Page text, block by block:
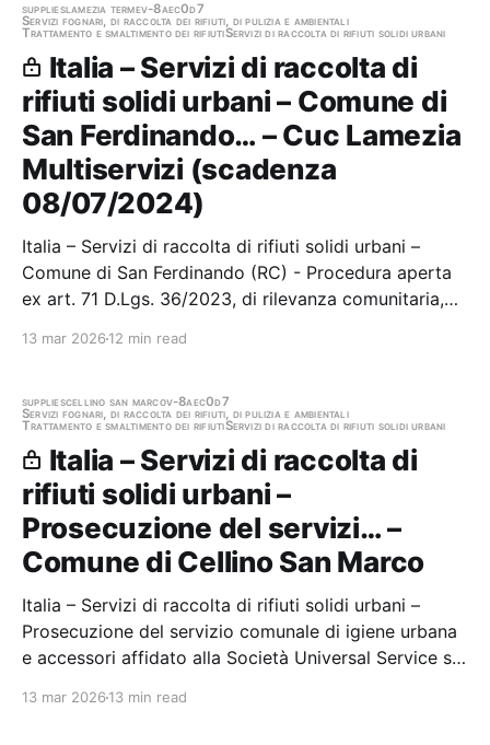
supplieslamezia termev-8aec0d7
Servizi fognari, di raccolta dei rifiuti, di pulizia e ambientali
Trattamento e smaltimento dei rifiutiServizi di raccolta di rifiuti solidi urbani
Italia – Servizi di raccolta di
rifiuti solidi urbani – Comune di
San Ferdinando… – Cuc Lamezia
Multiservizi (scadenza
08/07/2024)
Italia – Servizi di raccolta di rifiuti solidi urbani –
Comune di San Ferdinando (RC) - Procedura aperta
ex art. 71 D.Lgs. 36/2023, di rilevanza comunitaria,
E…
13 mar 2026 12 min read
suppliescellino san marcov-8aec0d7
Servizi fognari, di raccolta dei rifiuti, di pulizia e ambientali
Trattamento e smaltimento dei rifiutiServizi di raccolta di rifiuti solidi urbani
Italia – Servizi di raccolta di
rifiuti solidi urbani –
Prosecuzione del servizi… –
Comune di Cellino San Marco
Italia – Servizi di raccolta di rifiuti solidi urbani –
Prosecuzione del servizio comunale di igiene urbana
e accessori affidato alla Società Universal Service srl
13 mar 2026 13 min read